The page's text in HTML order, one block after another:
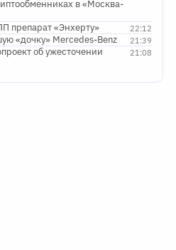
в «Москва-
22:12
препарат «Энхерту»
21:39
«дочку» Mercedes-Benz
21:08
об ужесточении